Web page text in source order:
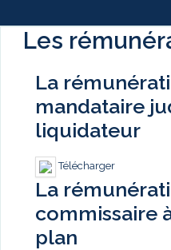
Les
La
mandataire
liquidateur
Télécharger
La
commissaire
plan